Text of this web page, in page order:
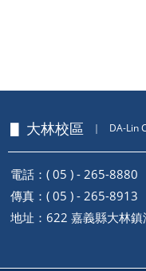
▋ 大林校區 ｜ DA-Lin
電話：( 05 ) - 265-8880
傳真：( 05 ) - 265-8913
地址： 622 嘉義縣大林